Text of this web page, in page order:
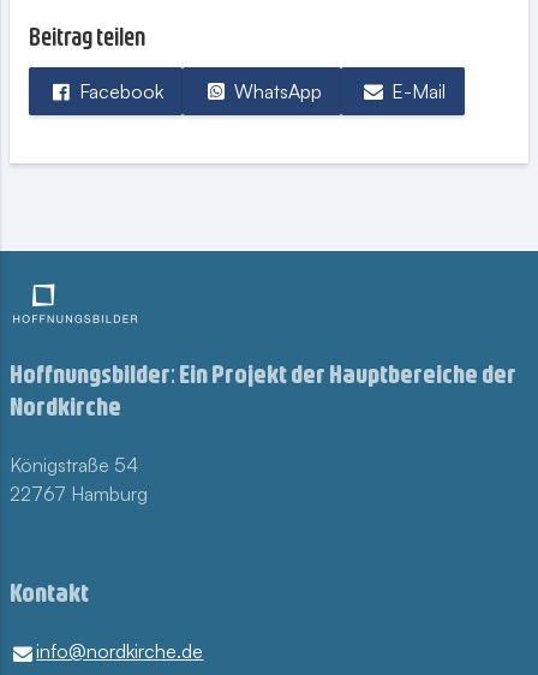
Beitrag teilen
Facebook WhatsApp E-Mail
Hoffnungsbilder: Ein Projekt der Hauptbereiche der
Nordkirche
Königstraße 54
22767 Hamburg
Kontakt
info@​nordkirche.​de